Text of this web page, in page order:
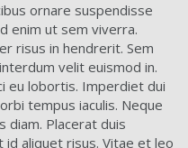
ornare suspendisse
enim ut sem viverra.
risus in hendrerit. Sem
velit euismod in.
eu lobortis. Imperdiet dui
tempus iaculis. Neque
diam. Placerat duis
aliquet risus. Vitae et leo